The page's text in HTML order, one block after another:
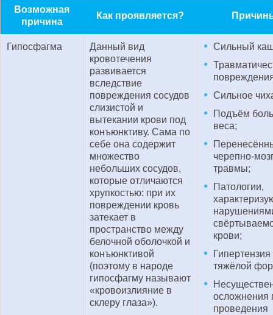
Возможная
причина
Как проявляется?
Гипосфагма
Данный вид
кровотечения
развивается
вследствие
повреждения сосудов
слизистой и
вытекании крови под
конъюнктиву. Сама по
себе она содержит
множество
небольших сосудов,
которые отличаются
хрупкостью: при их
повреждении кровь
затекает в
пространство между
белочной оболочкой и
конъюнктивой
(поэтому в народе
гипосфагму называют
«кровоизлияние в
склеру глаза»).
Сильный
Сильное
Подъём
веса;
черепно-
травмы;
Патологии,
крови;
Гипертензия
тяжёлой
осложнения
проведения